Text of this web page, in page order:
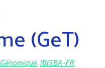
(GeT)
,IBISBA-FR